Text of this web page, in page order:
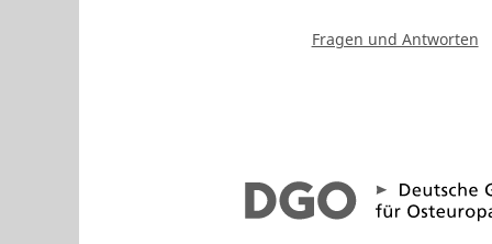
Fragen und Antworten